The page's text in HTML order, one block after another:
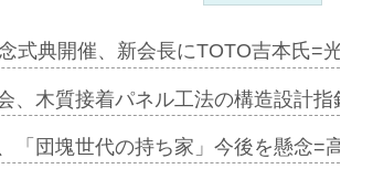
式典開催、新会長にTOTO吉本氏=光
、木質接着パネル工法の構造設計指針
「団塊世代の持ち家」今後を懸念=高